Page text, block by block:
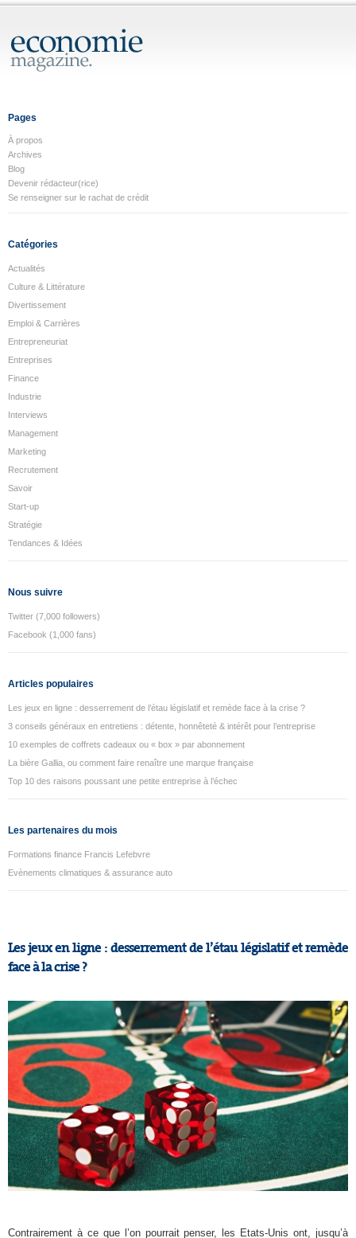
Pages
À propos
Archives
Blog
Devenir rédacteur(rice)
Se renseigner sur le rachat de crédit
Catégories
Actualités
Culture & Littérature
Divertissement
Emploi & Carrières
Entrepreneuriat
Entreprises
Finance
Industrie
Interviews
Management
Marketing
Recrutement
Savoir
Start-up
Stratégie
Tendances & Idées
Nous suivre
Twitter (7,000 followers)
Facebook (1,000 fans)
Articles populaires
Les jeux en ligne : desserrement de l’étau législatif et remède face à la crise ?
3 conseils généraux en entretiens : détente, honnêteté & intérêt pour l’entreprise
10 exemples de coffrets cadeaux ou « box » par abonnement
La bière Gallia, ou comment faire renaître une marque française
Top 10 des raisons poussant une petite entreprise à l’échec
Les partenaires du mois
Formations finance Francis Lefebvre
Evènements climatiques & assurance auto
Les jeux en ligne : desserrement de l’étau législatif et remède
face à la crise ?
Contrairement à ce que l’on pourrait penser, les Etats-Unis ont, jusqu’à